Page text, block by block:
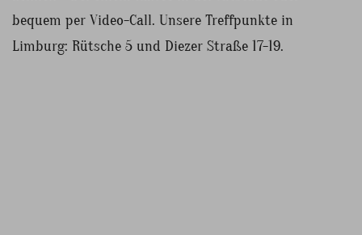
bequem per Video-Call. Unsere Treffpunkte in
Limburg: Rütsche 5 und Diezer Straße 17-19.